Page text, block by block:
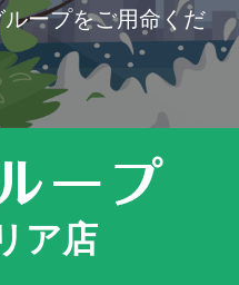
ープをご用命くだ
ア店